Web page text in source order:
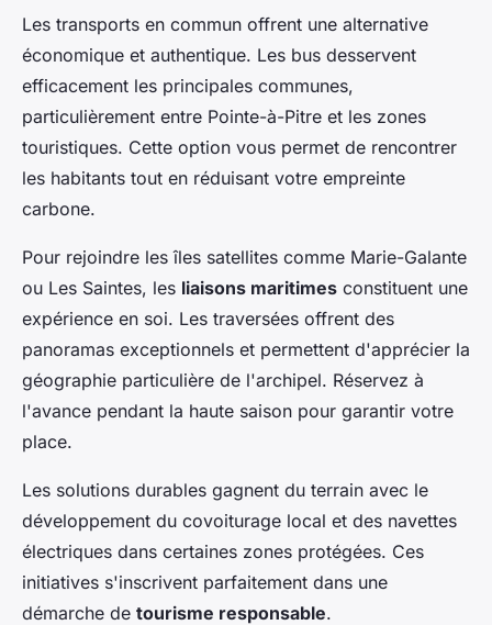
Les transports en commun offrent une alternative
économique et authentique. Les bus desservent
efficacement les principales communes,
particulièrement entre Pointe-à-Pitre et les zones
touristiques. Cette option vous permet de rencontrer
les habitants tout en réduisant votre empreinte
carbone.
Pour rejoindre les îles satellites comme Marie-Galante
ou Les Saintes, les liaisons maritimes constituent une
expérience en soi. Les traversées offrent des
panoramas exceptionnels et permettent d'apprécier la
géographie particulière de l'archipel. Réservez à
l'avance pendant la haute saison pour garantir votre
place.
Les solutions durables gagnent du terrain avec le
développement du covoiturage local et des navettes
électriques dans certaines zones protégées. Ces
initiatives s'inscrivent parfaitement dans une
démarche de tourisme responsable.